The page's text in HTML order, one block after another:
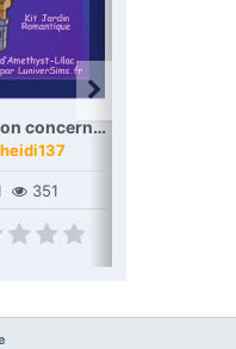
Correction concernant les fantômes d'enfants du puits à souhaits, un mod d'Amethyst-Lilac
heidi137
351